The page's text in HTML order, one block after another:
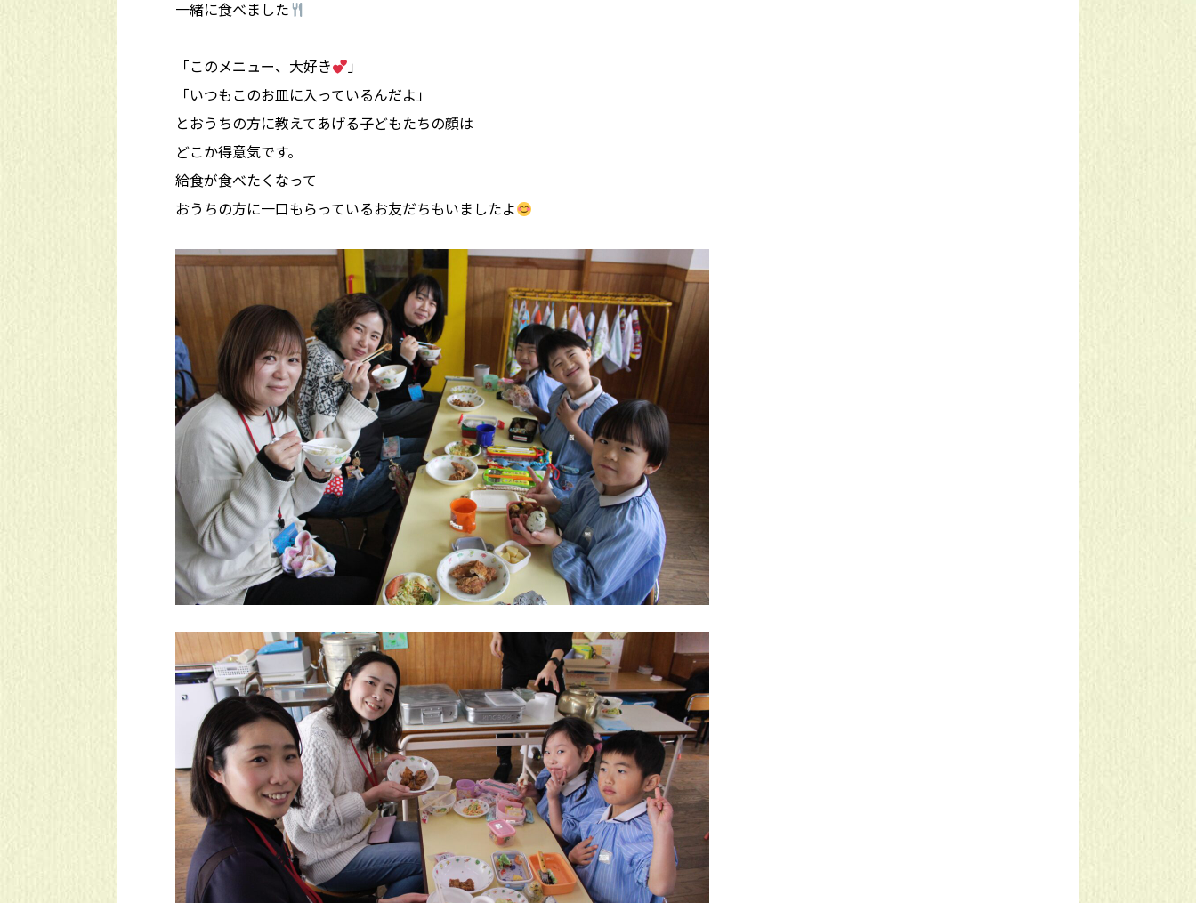
一緒に食べました
「このメニュー、大好き
」
「いつもこのお皿に入っているんだよ」
とおうちの方に教えてあげる子どもたちの顔は
どこか得意気です。
給食が食べたくなって
おうちの方に一口もらっているお友だちもいましたよ